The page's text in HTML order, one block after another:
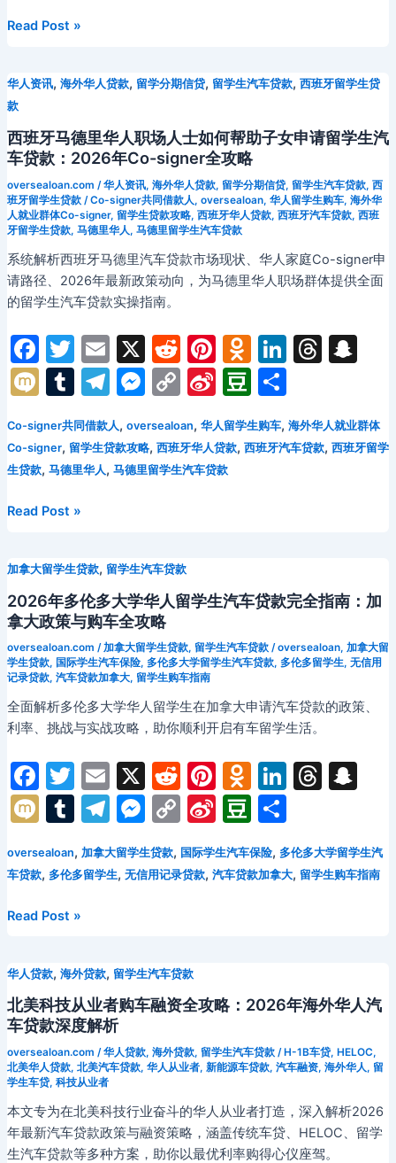
款
指
南
o
ni
er
2026
黎
HEC
商
学
华
人
留
学
生
汽
贷
款
全
略：
无
法
信
录
也
能
顺
利
购
车
Read Post »
华人资讯, 海外华人贷款, 留学分期信贷, 留学生汽车贷款, 西班牙留学生贷
款
西班牙马德里华人职场人士如何帮助子女申请留学生汽
车贷款：2026年Co-signer全攻略
oversealoan.com /华人资讯, 海外华人贷款, 留学分期信贷, 留学生汽车贷款, 西
班牙留学生贷款/Co-signer共同借款人 , oversealoan, 华人留学生购车, 海外华
人就业群体Co-signer, 留学生贷款攻略, 西班牙华人贷款, 西班牙汽车贷款, 西班
牙留学生贷款, 马德里华人 , 马德里留学生汽车贷款
系统解析西班牙马德里汽车贷款市场现状、华人家庭Co-signer申
请路径、2026年最新政策动向，为马德里华人职场群体提供全面
的留学生汽车贷款实操指南。
F
a
c
e
b
o
T
w
itt
er
E
m
ai
l
X R
e
d
di
t
Pi
nt
er
e
st
O
d
n
o
kl
ki
Li
n
k
e
dI
T
a
d
S
p
c
M
i
T
m
bl
T
e
gr
M
s
s
er
C
p
y
Si
a
W
D
o
u
分
Co-signer共同借款人, oversealoan, 华人留学生购车, 海外华人就业群体
Co-signer, 留学生贷款攻略, 西班牙华人贷款, 西班牙汽车贷款, 西班牙留学
生贷款, 马德里华人, 马德里留学生汽车贷款
西
马
德
里
人
职
场
人
如
何
帮
子
女
请
生
汽
车
款：
2026
年
Co-
signer
Read Post »
加拿大留学生贷款, 留学生汽车贷款
2026年多伦多大学华人留学生汽车贷款完全指南：加
拿大政策与购车全攻略
oversealoan.com /加拿大留学生贷款, 留学生汽车贷款/oversealoan, 加拿大留
学生贷款, 国际学生汽车保险, 多伦多大学留学生汽车贷款, 多伦多留学生, 无信用
记录贷款, 汽车贷款加拿大, 留学生购车指南
全面解析多伦多大学华人留学生在加拿大申请汽车贷款的政策、
利率、挑战与实战攻略，助你顺利开启有车留学生活。
F
a
c
e
b
o
k
T
w
itt
er
E
m
ai
l
X R
e
d
di
t
Pi
nt
er
e
st
O
d
n
o
kl
ni
Li
n
k
e
dI
T
a
d
S
p
c
M
i
T
u
m
r
T
el
e
gr
M
e
s
g
er
C
p
y
k
Si
n
a
W
D
u
分
oversealoan, 加拿大留学生贷款, 国际学生汽车保险, 多伦多大学留学生汽
车贷款, 多伦多留学生, 无信用记录贷款, 汽车贷款加拿大, 留学生购车指南
2026
伦
多
大
华
人
留
学
生
Read Post »
华人贷款, 海外贷款, 留学生汽车贷款
北美科技从业者购车融资全攻略：2026年海外华人汽
车贷款深度解析
oversealoan.com /华人贷款, 海外贷款, 留学生汽车贷款/ H-1B车贷, HELOC,
北美华人贷款, 北美汽车贷款, 华人从业者, 新能源车贷款, 汽车融资, 海外华人, 留
学生车贷, 科技从业者
本文专为在北美科技行业奋斗的华人从业者打造，深入解析2026
年最新汽车贷款政策与融资策略，涵盖传统车贷、HELOC、留学
生汽车贷款等多种方案，助你以最优利率购得心仪座驾。